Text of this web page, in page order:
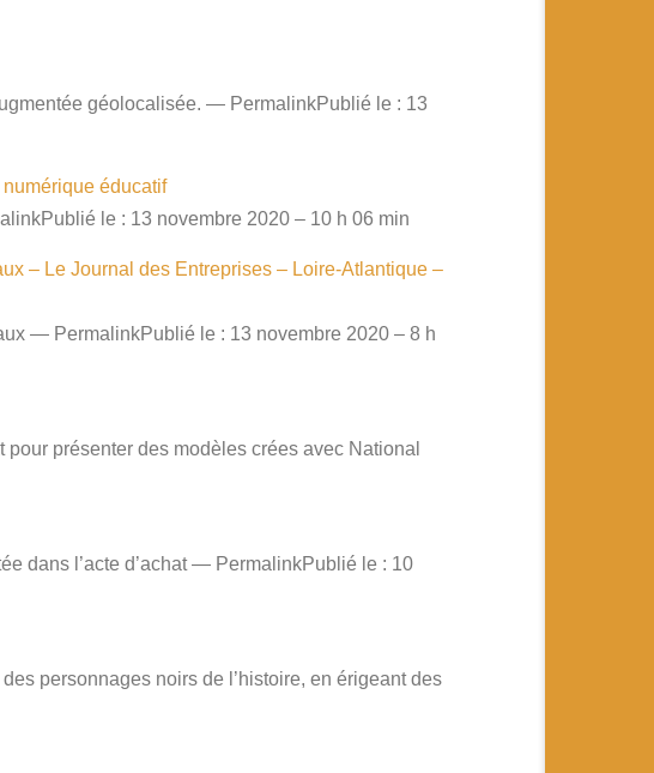
géolocalisée. — PermalinkPublié le : 13
éducatif
le : 13 novembre 2020 – 10 h 06 min
– Le Journal des Entreprises – Loire-Atlantique –
— PermalinkPublié le : 13 novembre 2020 – 8 h
présenter des modèles crées avec National
dans l’acte d’achat — PermalinkPublié le : 10
personnages noirs de l’histoire, en érigeant des